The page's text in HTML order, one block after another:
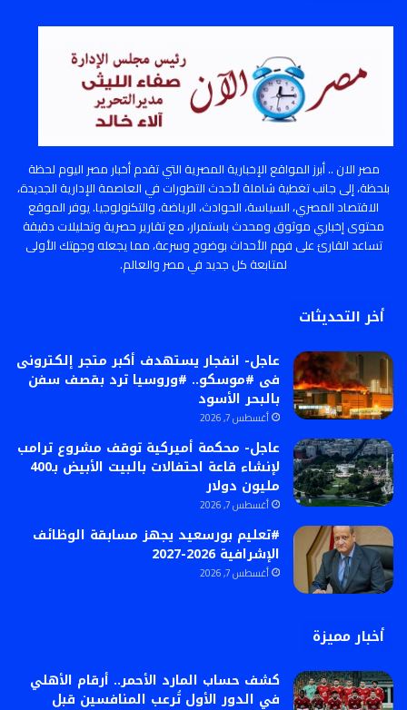
مصر الان .. أبرز المواقع الإخبارية المصرية التي تقدم أخبار مصر اليوم لحظة
بلحظة، إلى جانب تغطية شاملة لأحدث التطورات في العاصمة الإدارية الجديدة،
الاقتصاد المصري، السياسة، الحوادث، الرياضة، والتكنولوجيا. يوفر الموقع
محتوى إخباري موثوق ومحدث باستمرار، مع تقارير حصرية وتحليلات دقيقة
تساعد القارئ على فهم الأحداث بوضوح وسرعة، مما يجعله وجهتك الأولى
لمتابعة كل جديد في مصر والعالم.
أخر التحديثات
عاجل- انفجار يستهدف أكبر متجر إلكترونى
فى #موسكو.. #وروسيا ترد بقصف سفن
بالبحر الأسود
أغسطس 7, 2026
عاجل- محكمة أميركية توقف مشروع ترامب
لإنشاء قاعة احتفالات بالبيت الأبيض بـ400
مليون دولار
أغسطس 7, 2026
#تعليم بورسعيد يجهز مسابقة الوظائف
الإشرافية 2026-2027
أغسطس 7, 2026
أخبار مميزة
كشف حساب المارد الأحمر.. أرقام الأهلي
في الدور الأول تُرعب المنافسين قبل